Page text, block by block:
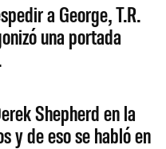
a George, T.R.
una portada
Shepherd en la
y de eso se habló en